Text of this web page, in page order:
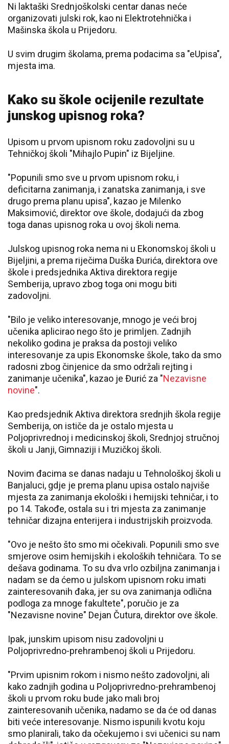
Ni laktaški Srednjoškolski centar danas neće
organizovati julski rok, kao ni Elektrotehnička i
Mašinska škola u Prijedoru.
U svim drugim školama, prema podacima sa "eUpisa",
mjesta ima.
Kako su škole ocijenile rezultate
junskog upisnog roka?
Upisom u prvom upisnom roku zadovoljni su u
Tehničkoj školi "Mihajlo Pupin" iz Bijeljine.
"Popunili smo sve u prvom upisnom roku, i
deficitarna zanimanja, i zanatska zanimanja, i sve
drugo prema planu upisa", kazao je Milenko
Maksimović, direktor ove škole, dodajući da zbog
toga danas upisnog roka u ovoj školi nema.
Julskog upisnog roka nema ni u Ekonomskoj školi u
Bijeljini, a prema riječima Duška Đurića, direktora ove
škole i predsjednika Aktiva direktora regije
Semberija, upravo zbog toga oni mogu biti
zadovoljni.
"Bilo je veliko interesovanje, mnogo je veći broj
učenika aplicirao nego što je primljen. Zadnjih
nekoliko godina je praksa da postoji veliko
interesovanje za upis Ekonomske škole, tako da smo
radosni zbog činjenice da smo održali rejting i
zanimanje učenika", kazao je Đurić za "Nezavisne
novine".
Kao predsjednik Aktiva direktora srednjih škola regije
Semberija, on ističe da je ostalo mjesta u
Poljoprivrednoj i medicinskoj školi, Srednjoj stručnoj
školi u Janji, Gimnaziji i Muzičkoj školi.
Novim đacima se danas nadaju u Tehnološkoj školi u
Banjaluci, gdje je prema planu upisa ostalo najviše
mjesta za zanimanja ekološki i hemijski tehničar, i to
po 14. Takođe, ostala su i tri mjesta za zanimanje
tehničar dizajna enterijera i industrijskih proizvoda.
"Ovo je nešto što smo mi očekivali. Popunili smo sve
smjerove osim hemijskih i ekoloških tehničara. To se
dešava godinama. To su dva vrlo ozbiljna zanimanja i
nadam se da ćemo u julskom upisnom roku imati
zainteresovanih đaka, jer su ova zanimanja odlična
podloga za mnoge fakultete", poručio je za
"Nezavisne novine" Dejan Čutura, direktor ove škole.
Ipak, junskim upisom nisu zadovoljni u
Poljoprivredno-prehrambenoj školi u Prijedoru.
"Prvim upisnim rokom i nismo nešto zadovoljni, ali
kako zadnjih godina u Poljoprivredno-prehrambenoj
školi u prvom roku bude jako mali broj
zainteresovanih učenika, nadamo se da će od danas
biti veće interesovanje. Nismo ispunili kvotu koju
smo planirali, tako da očekujemo i svi učenici su nam